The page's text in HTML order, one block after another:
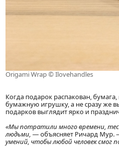
Origami Wrap © Ilovehandles
Когда подарок распакован,
бумажную игрушку, а не сразу же
подарков выглядит ярко и
«Мы потратили много времени,
людьми, — объясняет Ричард Мур.
умений, чтобы любой человек смог